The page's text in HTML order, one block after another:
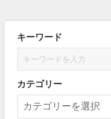
キーワード
カテゴリー